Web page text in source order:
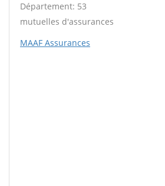
Département: 53
mutuelles d'assurances
MAAF Assurances